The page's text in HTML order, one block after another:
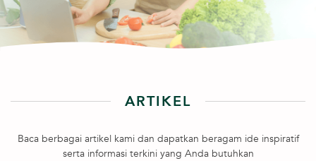
ARTIKEL
Baca berbagai artikel kami dan dapatkan beragam ide inspiratif
serta informasi terkini yang Anda butuhkan